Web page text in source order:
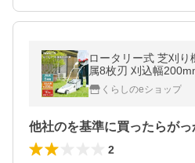
ロータリー式 芝刈
属8枚刃 刈込幅
0m延長コード付き
庭 屋外 お手入れ 山
くらしのeショップ
2